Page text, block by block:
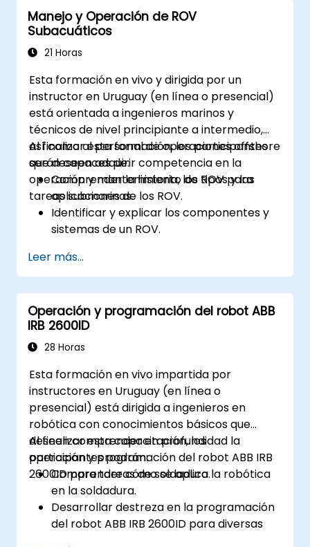
Manejo y Operación de ROV
Subacuáticos
21 Horas
Esta formación en vivo y dirigida por un
instructor en Uruguay (en línea o presencial)
está orientada a ingenieros marinos y
técnicos de nivel principiante a intermedio,
así como al personal de operaciones offshore
que deseen adquirir competencia en la
operación y mantenimiento de ROV para
tareas submarinas.
Al finalizar esta formación, los participantes
serán capaces de:
Comprender la historia, los tipos y las
aplicaciones de los ROV.
Identificar y explicar los componentes y
sistemas de un ROV.
ROV bajo el agua.
Pilotear ROV con precisión en diversos
escenarios submarinos.
Realizar mantenimiento rutinario y
diagnosticar problemas comunes.
Aplicar protocolos de seguridad durante
Leer más...
Operación y programación del robot ABB
IRB 2600ID
28 Horas
Esta formación en vivo impartida por
instructores en Uruguay (en línea o
presencial) está dirigida a ingenieros en
robótica con conocimientos básicos que
deseen comprender en profundidad la
operación y programación del robot ABB IRB
2600ID para tareas de soldadura.
Al finalizar esta capacitación, los
participantes podrán:
Comprender cómo se aplica la robótica
en la soldadura.
Desarrollar destreza en la programación
del robot ABB IRB 2600ID para diversas